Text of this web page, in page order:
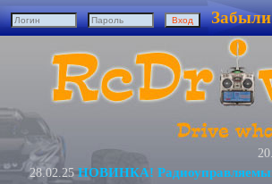
28.02.25 НОВИНКА! Радиоуправляемый